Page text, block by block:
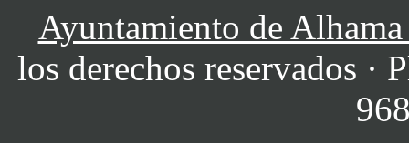
Ayuntamiento de
los derechos reservados ·